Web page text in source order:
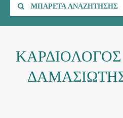
ΜΠΑΡΈΤΑ ΑΝΑΖΉΤΗΣΗΣ